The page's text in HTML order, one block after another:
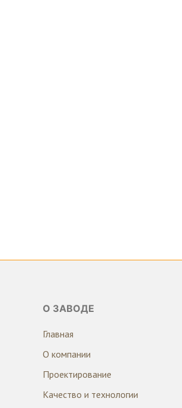
О ЗАВОДЕ
Главная
О компании
Проектирование
Качество и технологии